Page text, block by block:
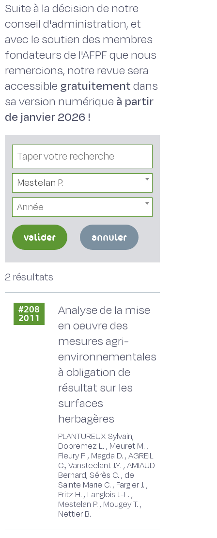
Suite à la décision de notre
conseil d'administration, et
avec le soutien des membres
fondateurs de l'AFPF que nous
remercions, notre revue sera
accessible gratuitementdans
sa version numérique à partir
de janvier 2026 !
Mestelan P.
Année
valider annuler
2 résultats
#208
2011
Analyse de la mise
en oeuvre des
mesures agri-
environnementales
à obligation de
résultat sur les
surfaces
herbagères
PLANTUREUX Sylvain,
Dobremez L. , Meuret M. ,
Fleury P. , Magda D. , AGREIL
C., Vansteelant J.Y. , AMIAUD
Bernard, Sérès C. , de
Sainte Marie C. , Fargier J. ,
Fritz H. , Langlois J.-L. ,
Mestelan P. , Mougey T. ,
Nettier B.